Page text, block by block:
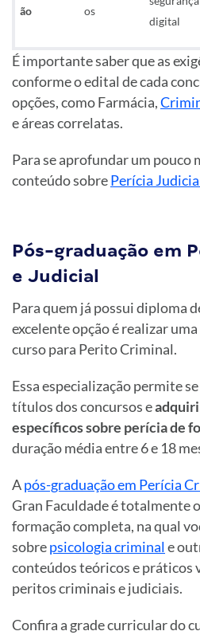
ão os
digital
É importante saber que as
conforme o edital de cada
opções, como Farmácia,
e áreas correlatas.
Para se aprofundar um pouco
conteúdo sobrePerícia
Pós-graduação em
e Judicial
Para quem já possui diploma
excelente opção é realizar
curso para Perito Criminal.
Essa especialização permite
títulos dos concursos e
específicos sobre perícia de
duração média entre 6 e 18
Após-graduação em Perícia
Gran Faculdade é totalmente
formação completa, na qual
sobrepsicologia criminale
conteúdos teóricos e práticos
peritos criminais e judiciais.
Confira a grade curricular do